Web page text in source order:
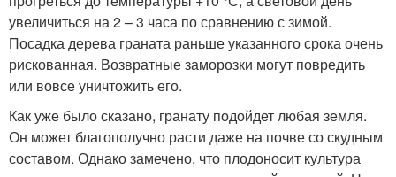
увеличиться на 2 – 3 часа по сравнению с зимой.
Посадка дерева граната раньше указанного срока очень
рискованная. Возвратные заморозки могут повредить
или вовсе уничтожить его.
Как уже было сказано, гранату подойдет любая земля.
Он может благополучно расти даже на почве со скудным
составом. Однако замечено, что плодоносит культура